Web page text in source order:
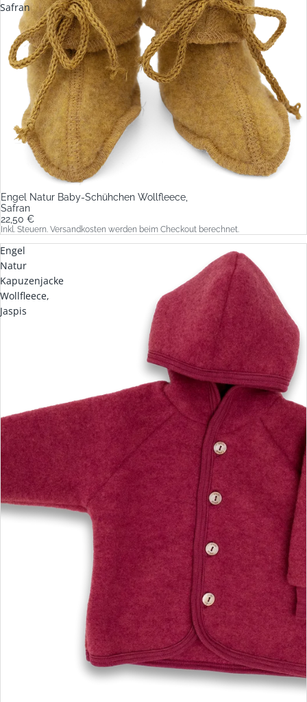
Safran
Engel Natur Baby-Schühchen Wollfleece,
Safran
22,50 €
Inkl. Steuern. Versandkosten werden beim Checkout berechnet.
Engel
Natur
Kapuzenjacke
Wollfleece,
Jaspis